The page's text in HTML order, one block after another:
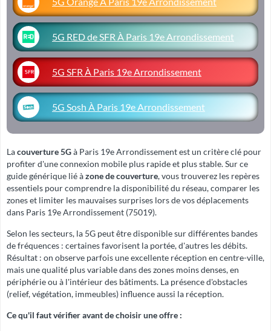
5G RED de SFR À Paris 19e Arrondissement
5G SFR À Paris 19e Arrondissement
5G Sosh À Paris 19e Arrondissement
Lacouverture 5Gà Paris 19e Arrondissement est un critère clé pour
profiter d'une connexion mobile plus rapide et plus stable. Sur ce
guide générique lié àzone de couverture, vous trouverez les repères
essentiels pour comprendre la disponibilité du réseau, comparer les
zones et limiter les mauvaises surprises lors de vos déplacements
dans Paris 19e Arrondissement (75019).
Selon les secteurs, la 5G peut être disponible sur différentes bandes
de fréquences : certaines favorisent la portée, d'autres les débits.
Résultat : on observe parfois une excellente réception en centre-ville,
mais une qualité plus variable dans des zones moins denses, en
périphérie ou à l'intérieur des bâtiments. La présence d'obstacles
(relief, végétation, immeubles) influence aussi la réception.
Ce qu'il faut vérifier avant de choisir une offre :